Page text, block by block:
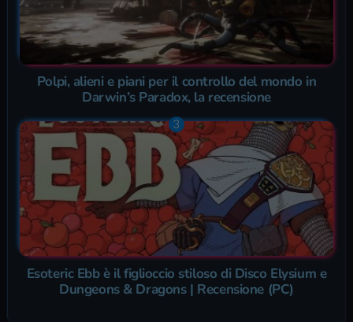
Polpi, alieni e piani per il controllo del mondo in
Darwin’s Paradox, la recensione
Esoteric Ebb è il figlioccio stiloso di Disco Elysium e
Dungeons & Dragons | Recensione (PC)